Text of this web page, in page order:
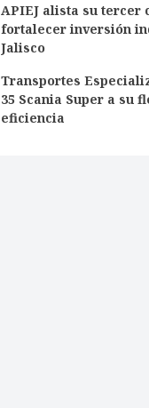
APIEJ alista su tercer
fortalecer inversión
Jalisco
Transportes
35 Scania Super a su
eficiencia